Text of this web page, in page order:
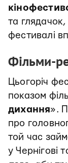
та
фестивалі
Фільми-
Цьогоріч
показом
дихання».
про
той час
у Чернігові